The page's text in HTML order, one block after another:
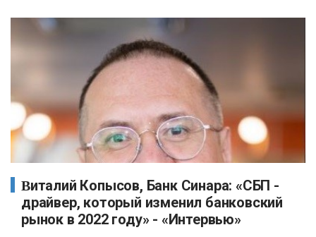
Виталий Копысов, Банк Синара: «СБП -
драйвер, который изменил банковский
рынок в 2022 году» - «Интервью»